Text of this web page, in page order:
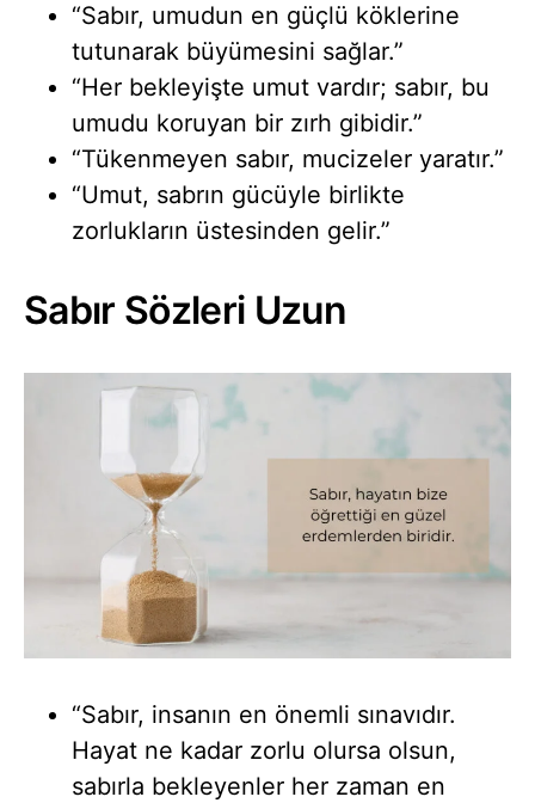
“Sabır, umudun en güçlü köklerine
tutunarak büyümesini sağlar.”
“Her bekleyişte umut vardır; sabır, bu
umudu koruyan bir zırh gibidir.”
“Tükenmeyen sabır, mucizeler yaratır.”
“Umut, sabrın gücüyle birlikte
zorlukların üstesinden gelir.”
Sabır Sözleri Uzun
“Sabır, insanın en önemli sınavıdır.
Hayat ne kadar zorlu olursa olsun,
sabırla bekleyenler her zaman en